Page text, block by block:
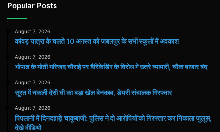
Popular Posts
August 7, 2026
कांवड़ यात्रा के चलते 10 अगस्त को जबलपुर के सभी स्कूलों में अवकाश
August 7, 2026
भोपाल के मोती मस्जिद चौराहे पर बैरिकेडिंग के विरोध में उतरे व्यापारी, चौक बाजार बंद
August 7, 2026
सूरत में नकली देसी घी का बड़ा खेल बेनकाब, डेयरी संचालक गिरफ्तार
August 7, 2026
पिपलानी में दिनदहाड़े चाकूबाजी: पुलिस ने दो आरोपियों को गिरफ्तार कर निकाला जुलूस,
देखे वीडियो